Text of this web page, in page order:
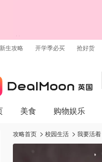
新生攻略 开学季必买 抢好货
美食 购物娱乐
攻略首页 校园生活 我要活着